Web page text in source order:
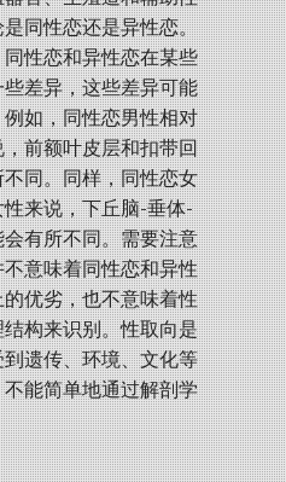
同性恋还是异性恋。
性恋和异性恋在某些
差异，这些差异可能
如，同性恋男性相对
前额叶皮层和扣带回
同。同样，同性恋女
来说，下丘脑-垂体-
有所不同。需要注意
意味着同性恋和异性
优劣，也不意味着性
构来识别。性取向是
遗传、环境、文化等
能简单地通过解剖学